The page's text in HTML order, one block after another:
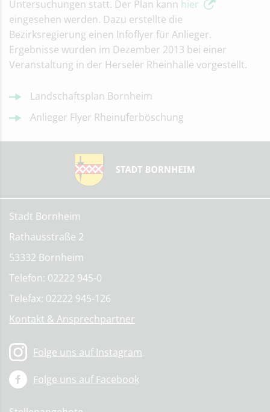
Untersuchungen statt. Der Plan kann hier
eingesehen werden. Dazu erstellte die
Bezirksregierung einen Infoflyer für Anlieger.
Ergebnisse wurden im Dezember 2013 bei einer
Veranstaltung in der Herseler Rheinhalle vorgestellt.
Landschaftsplan Bornheim
Anlieger Flyer Rheinuferböschung
Stadt Bornheim
Rathausstraße 2
53332 Bornheim
Telefon: 02222 945-0
Telefax: 02222 945-126
Kontakt & Ansprechpartner
Folge uns auf Instagram
Folge uns auf Facebook